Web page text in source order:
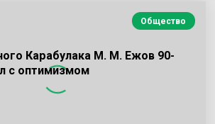
Общество
Карабулака М. М. Ежов 90-
с оптимизмом